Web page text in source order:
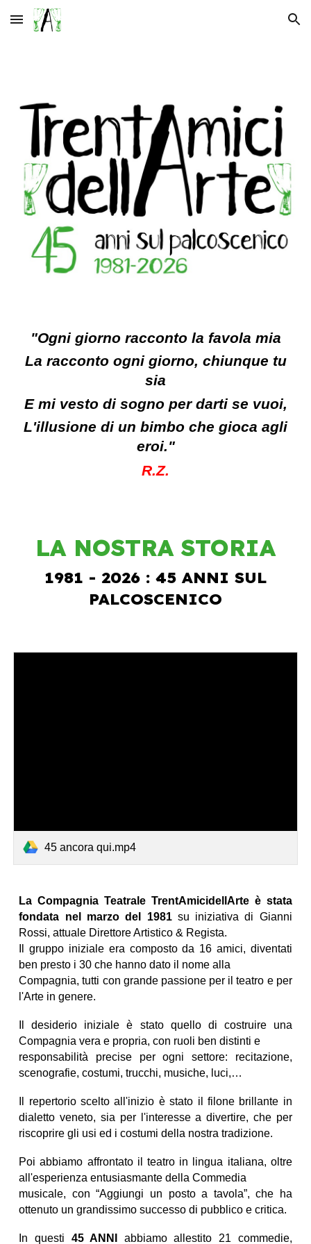
Skip to main content Skip to navigation
"Ogni giorno racconto la favola mia
La racconto ogni giorno, chiunque tu
sia
E mi vesto di sogno per darti se vuoi,
L'illusione di un bimbo che gioca agli
eroi."
R.Z.
LA NOSTRA STORIA
1981 - 2026 : 45 ANNI SUL
PALCOSCENICO
45 ancora qui.mp4
La Compagnia Teatrale TrentAmicidellArte è stata
fondata nel marzo del 1981su iniziativa di Gianni
Rossi, attuale Direttore Artistico & Regista.
Il gruppo iniziale era composto da 16 amici, diventati
ben presto i 30 che hanno dato il nome alla
Compagnia, tutti con grande passione per il teatro e per
l'Arte in genere.
Il desiderio iniziale è stato quello di costruire una
Compagnia vera e propria, con ruoli ben distinti e
responsabilità precise per ogni settore: recitazione,
scenografie, costumi, trucchi, musiche, luci,…
Il repertorio scelto all'inizio è stato il filone brillante in
dialetto veneto, sia per l'interesse a divertire, che per
riscoprire gli usi ed i costumi della nostra tradizione.
Poi abbiamo affrontato il teatro in lingua italiana, oltre
all'esperienza entusiasmante della Commedia
musicale, con “Aggiungi un posto a tavola”, che ha
ottenuto un grandissimo successo di pubblico e critica.
In questi 45 ANNI abbiamo allestito 21 commedie,